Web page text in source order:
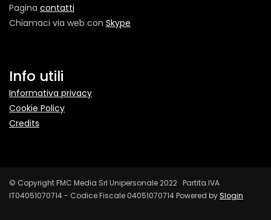
Pagina contatti
Chiamaci via web con Skype
Info utili
Informativa privacy
Cookie Policy
Credits
© Copyright FMC Media Srl Unipersonale 2022 Partita IVA
IT04051070714 - Codice Fiscale 04051070714 Powered bySlogin